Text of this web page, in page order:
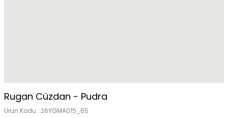
Rugan Cüzdan - Pudra
Ürün Kodu : 26YGMA015_65